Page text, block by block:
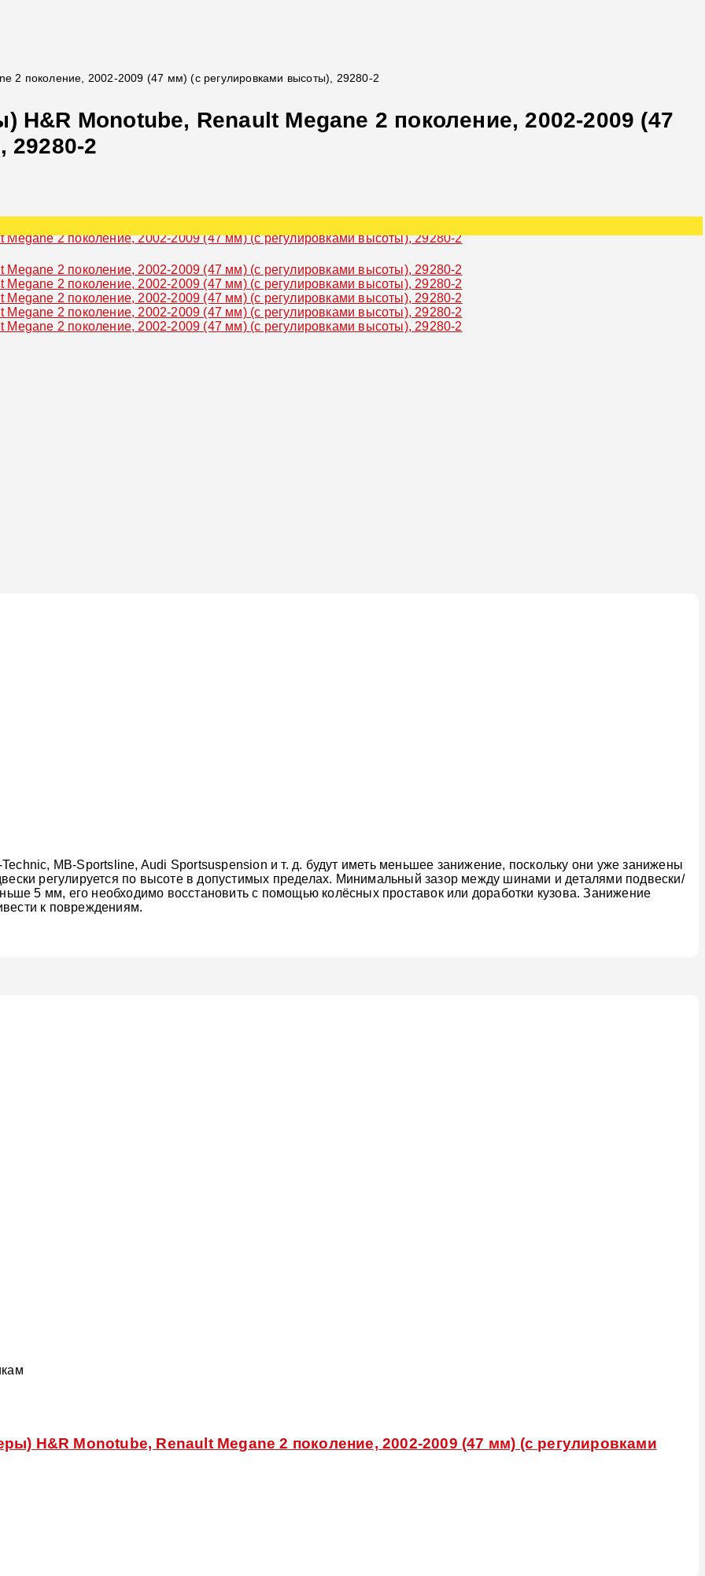
2 поколение, 2002-2009 (47 мм) (с регулировками высоты), 29280-2
H&R Monotube, Renault Megane 2 поколение, 2002-2009 (47
29280-2
MB-Sportsline, Audi Sportsuspension и т. д. будут иметь меньшее занижение, поскольку они уже занижены
регулируется по высоте в допустимых пределах. Минимальный зазор между шинами и деталями подвески/
5 мм, его необходимо восстановить с помощью колёсных проставок или доработки кузова. Занижение
к повреждениям.
H&R Monotube, Renault Megane 2 поколение, 2002-2009 (47 мм) (с регулировками